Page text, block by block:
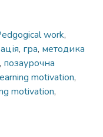
work,
, гра, методика
, позаурочна
motivation,
motivation,